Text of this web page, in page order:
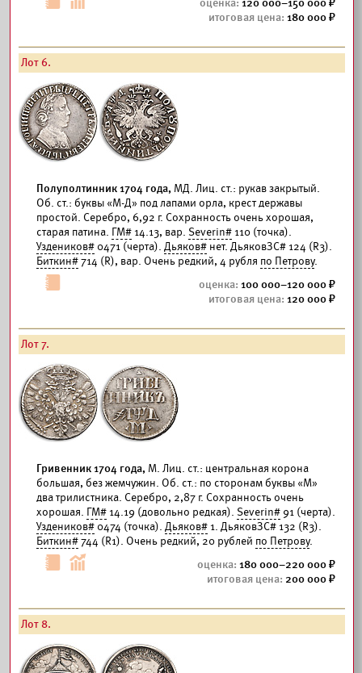
120 000–150 000
180 000
Лот 6.
Полуполтинник 1704 года, МД. Лиц. ст.: рукав закрытый.
Об. ст.: буквы «М-Д» под лапами орла, крест державы
простой. Серебро, 6,92 г. Сохранность очень хорошая,
старая патина. ГМ# 14.13, вар. Severin# 110 (точка).
Уздеников# 0471 (черта). Дьяков# нет. ДьяковЗС# 124 (R3).
Биткин#714 (R), вар. Очень редкий, 4 рубля по Петрову.
100 000–120 000
120 000
Лот 7.
Гривенник 1704 года, М. Лиц. ст.: центральная корона
большая, без жемчужин. Об. ст.: по сторонам буквы «М»
два трилистника. Серебро, 2,87 г. Сохранность очень
хорошая. ГМ# 14.19 (довольно редкая). Severin# 91 (черта).
Уздеников# 0474 (точка). Дьяков# 1. ДьяковЗС# 132 (R3).
Биткин#744 (R1). Очень редкий, 20 рублей по Петрову.
180 000–220 000
200 000
Лот 8.